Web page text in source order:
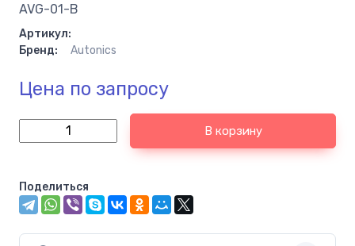
AVG-01-B
Артикул:
Бренд:
Autonics
Цена по запросу
В корзину
Поделиться